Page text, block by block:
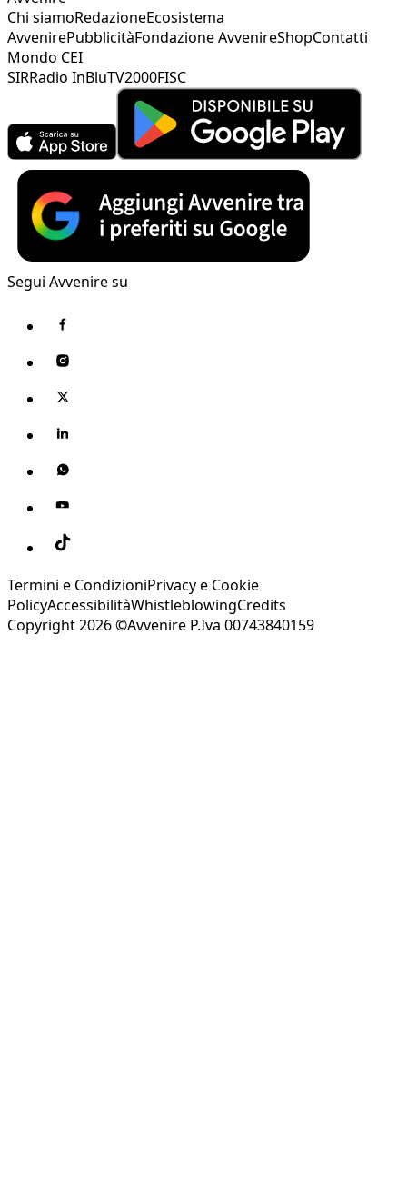
Chi siamoRedazioneEcosistema
AvvenirePubblicitàFondazione AvvenireShopContatti
Mondo CEI
SIRRadio InBluTV2000FISC
Segui Avvenire su
Termini e CondizioniPrivacy e Cookie
PolicyAccessibilitàWhistleblowingCredits
Copyright 2026 ©Avvenire P.Iva 00743840159